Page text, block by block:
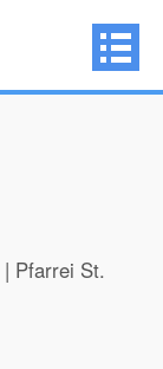
| Pfarrei St.